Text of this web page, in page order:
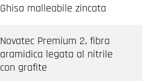
Ghisa malleabile zincata
Novatec Premium 2, fibra
aramidica legata al nitrile
con grafite